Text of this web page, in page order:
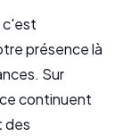
c'est
présence là
Sur
continuent
des